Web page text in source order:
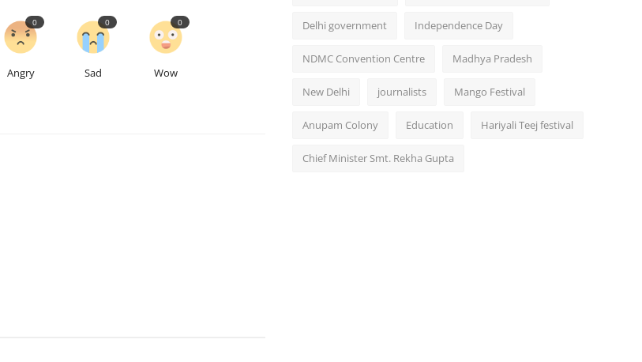
Angry
0
Sad
0
Wow
0 Delhi government Independence Day
NDMC Convention Centre Madhya Pradesh
New Delhi journalists Mango Festival
Anupam Colony Education Hariyali Teej festival
Chief Minister Smt. Rekha Gupta